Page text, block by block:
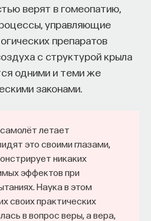
верят в гомеопатию,
управляющие
препаратов
с структурой крыла
одними и теми же
законами.
летает
это своими глазами,
никаких
эффектов при
Наука в этом
своих практических
в вопрос веры, а вера,
вклад в дело
ПОСТНАУКУ